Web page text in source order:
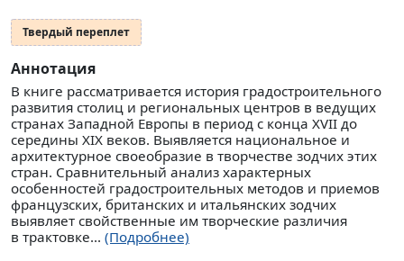
Твердый переплет
Аннотация
В книге рассматривается история градостроительного
развития столиц и региональных центров в ведущих
странах Западной Европы в период с конца XVII до
середины XIX веков. Выявляется национальное и
архитектурное своеобразие в творчестве зодчих этих
стран. Сравнительный анализ характерных
особенностей градостроительных методов и приемов
французских, британских и итальянских зодчих
выявляет свойственные им творческие различия
в трактовке... (Подробнее)